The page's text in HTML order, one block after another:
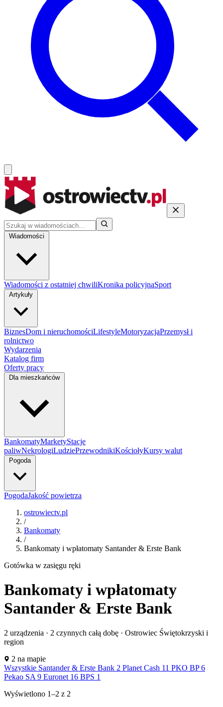
Wiadomości
Wiadomości z ostatniej chwiliKronika policyjnaSport
Artykuły
BiznesDom i nieruchomościLifestyleMotoryzacjaPrzemysł i
rolnictwo
Wydarzenia
Katalog firm
Oferty pracy
Dla mieszkańców
BankomatyMarketyStacje
paliwNekrologiLudziePrzewodnikiKościołyKursy walut
Pogoda
PogodaJakość powietrza
ostrowiectv.pl
/
Bankomaty
/
Bankomaty i wpłatomaty Santander & Erste Bank
Gotówka w zasięgu ręki
Bankomaty i wpłatomaty
Santander & Erste Bank
2 urządzenia · 2 czynnych całą dobę · Ostrowiec Świętokrzyski i
region
+
−
2 na mapie
Wszystkie Santander & Erste Bank 2 Planet Cash 11 PKO BP6
Pekao SA 9 Euronet 16 BPS 1
Wyświetlono 1–2 z 2